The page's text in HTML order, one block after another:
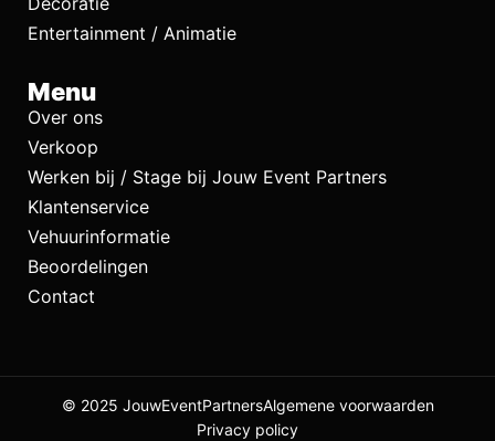
Entertainment / Animatie
Menu
Over ons
Verkoop
Werken bij / Stage bij Jouw Event Partners
Klantenservice
Vehuurinformatie
Beoordelingen
Contact
© 2025 JouwEventPartnersAlgemene voorwaarden
Privacy policy